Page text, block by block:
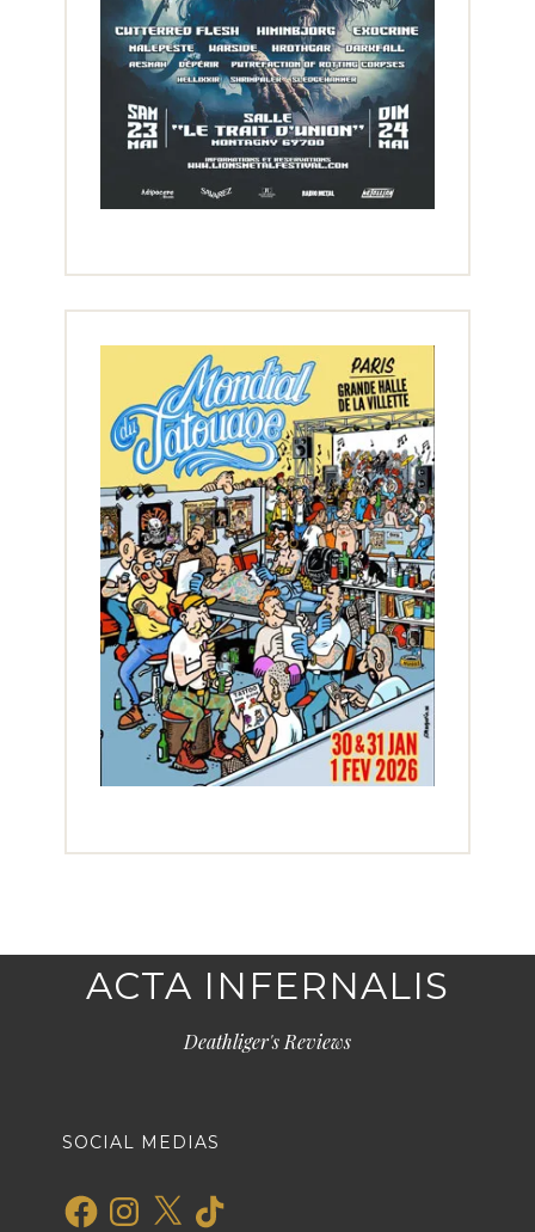
ACTA INFERNALIS
Deathliger's Reviews
SOCIAL MEDIAS
FacebookInstagram
X TikTok